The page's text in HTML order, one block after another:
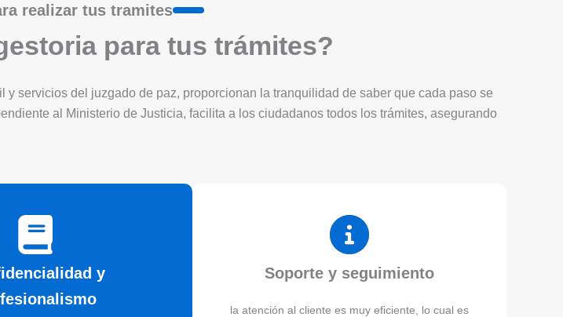
realizar tus tramites
para tus trámites?
servicios del juzgado de paz, proporcionan la tranquilidad de saber que cada paso se
al Ministerio de Justicia, facilita a los ciudadanos todos los trámites, asegurando
y
Soporte y seguimiento
la atención al cliente es muy eficiente, lo cual es